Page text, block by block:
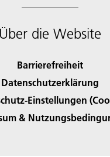
Über die Website
Barrierefreiheit
Datenschutzerklärung
Einstellungen
&